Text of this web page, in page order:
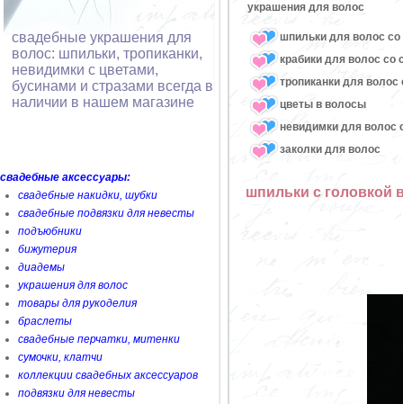
свадебные украшения для
волос: шпильки, тропиканки,
невидимки с цветами,
бусинами и стразами всегда в
наличии в нашем магазине
свадебные аксессуары:
свадебные накидки, шубки
свадебные подвязки для невесты
подъюбники
бижутерия
диадемы
украшения для волос
товары для рукоделия
браслеты
свадебные перчатки, митенки
сумочки, клатчи
коллекции свадебных аксессуаров
подвязки для невесты
украшения для волос
шпильки для волос со
крабики для волос со
тропиканки для
цветы в волосы
невидимки для волос
заколки для волос
шпильки с головкой